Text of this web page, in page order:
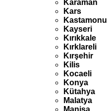
Karaman
Kars
Kastamonu
Kayseri
Kırıkkale
Kırklareli
Kırşehir
Kilis
Kocaeli
Konya
Kütahya
Malatya
Manisa